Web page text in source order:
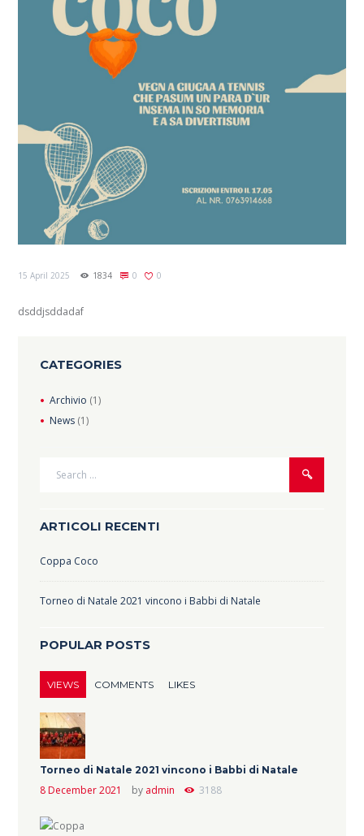
15 April 2025 1834 0 0
dsddjsddadaf
CATEGORIES
Archivio (1)
News(1)
ARTICOLI RECENTI
Coppa Coco
Torneo di Natale 2021 vincono i Babbi di Natale
POPULAR POSTS
VIEWS COMMENTS LIKES
Torneo di Natale 2021 vincono i Babbi di Natale
8 December 2021 by admin 3188